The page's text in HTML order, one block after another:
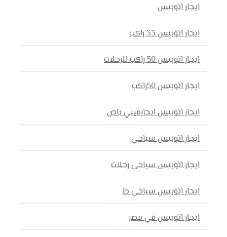
ايجار اتوبيس
ايجار اتوبيس 33 راكب
ايجار اتوبيس 50 راكب للرحلات
ايجار اتوبيس 50راكب
ايجار اتوبيس ايجارميني باص
ايجار اتوبيس سياحي
ايجار اتوبيس سياحي رحلات
ايجار اتوبيس سياخي ط
ايجار اتوبيس في مصر